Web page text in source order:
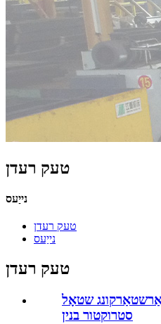
טעק רעדן
נייַעס
טעק רעדן
נייַעס
טעק רעדן
שטאָל
סטרוקטור בנין